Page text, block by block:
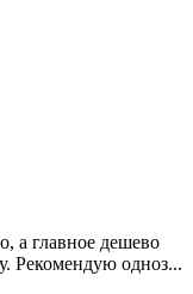
а главное дешево
Рекомендую одноз...